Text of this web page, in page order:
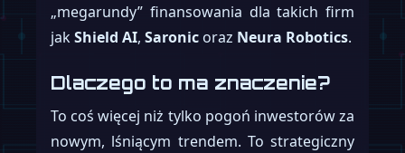
„megarundy” finansowania dla takich firm
jakShield AI, Saronicoraz Neura Robotics.
Dlaczego to ma znaczenie?
To coś więcej niż tylko pogoń inwestorów za
nowym, lśniącym trendem. To strategiczny